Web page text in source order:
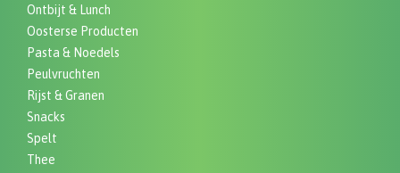
Ontbijt & Lunch
Oosterse Producten
Pasta & Noedels
Peulvruchten
Rijst & Granen
Snacks
Spelt
Thee